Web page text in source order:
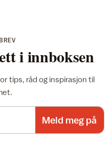
i innboksen
tips, råd og inspirasjon til
Meld meg på